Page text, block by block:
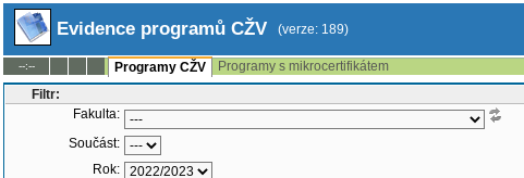
Evidence programů CŽV (verze: 189)
--:-- Programy CŽV
Programy s mikrocertifikátem
Filtr:
Fakulta:
Součást:
Rok: